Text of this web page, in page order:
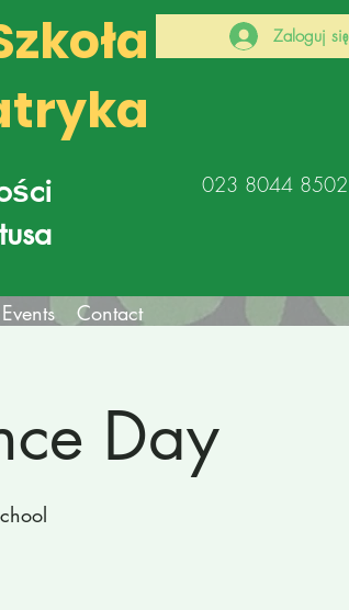
Zaloguj się
023 8044 8502
Contact
Day